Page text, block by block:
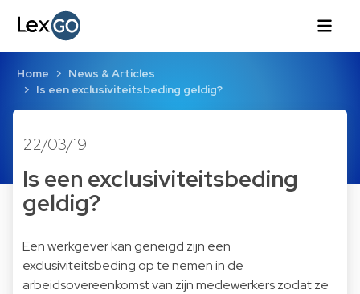
Home
News & Articles
Is een exclusiviteitsbeding geldig?
22/03/19
Is een exclusiviteitsbeding
geldig?
Een werkgever kan geneigd zijn een
exclusiviteitsbeding op te nemen in de
arbeidsovereenkomst van zijn medewerkers zodat ze